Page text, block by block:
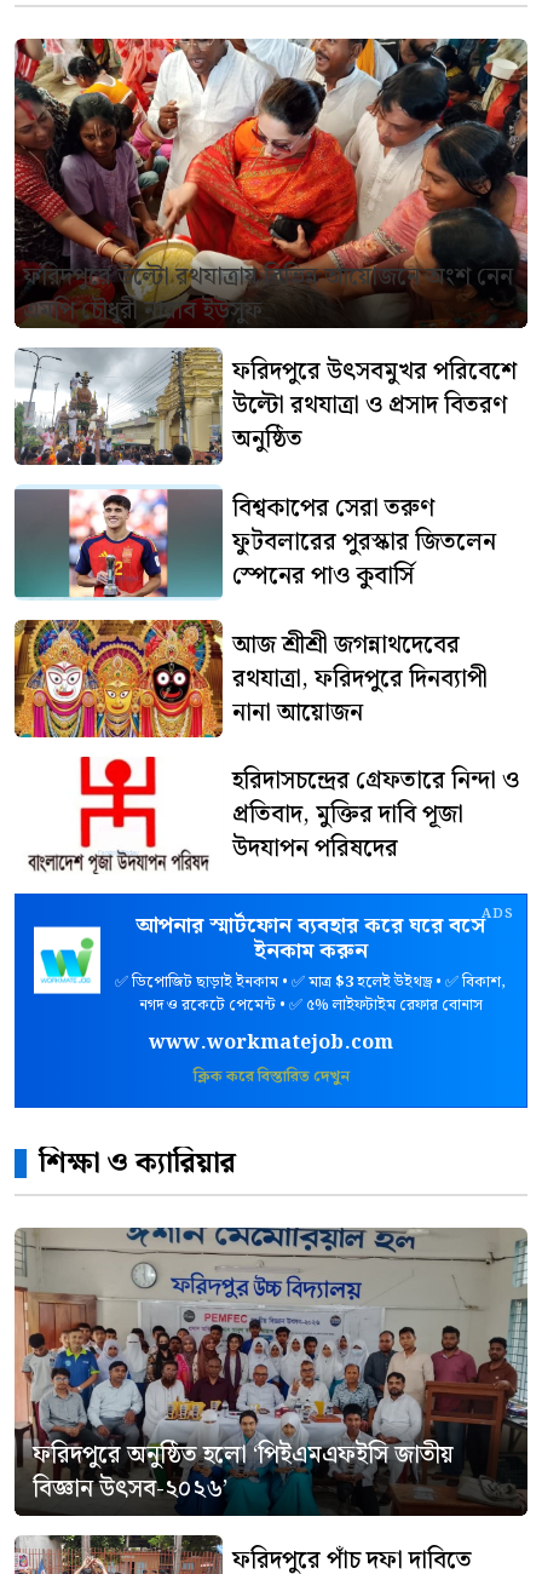
ফরিদপুরে উল্টো রথযাত্রায় বিভিন্ন আয়োজনে অংশ নেন
এমপি চৌধুরী নায়াব ইউসুফ
ফরিদপুরে উৎসবমুখর পরিবেশে
উল্টো রথযাত্রা ও প্রসাদ বিতরণ
অনুষ্ঠিত
বিশ্বকাপের সেরা তরুণ
ফুটবলারের পুরস্কার জিতলেন
স্পেনের পাও কুবার্সি
আজ শ্রীশ্রী জগন্নাথদেবের
রথযাত্রা, ফরিদপুরে দিনব্যাপী
নানা আয়োজন
হরিদাসচন্দ্রের গ্রেফতারে নিন্দা ও
প্রতিবাদ, মুক্তির দাবি পূজা
উদযাপন পরিষদের
ADS
আপনার স্মার্টফোন ব্যবহার করে ঘরে বসে
ইনকাম করুন
✅ ডিপোজিট ছাড়াই ইনকাম • ✅ মাত্র$3হলেই উইথড্র • ✅ বিকাশ,
নগদ ও রকেটে পেমেন্ট • ✅ ৫% লাইফটাইম রেফার বোনাস
www.workmatejob.com
ক্লিক করে বিস্তারিত দেখুন
শিক্ষা ও ক্যারিয়ার
ফরিদপুরে অনুষ্ঠিত হলো ‘পিইএমএফইসি জাতীয়
বিজ্ঞান উৎসব-২০২৬’
ফরিদপুরে পাঁচ দফা দাবিতে